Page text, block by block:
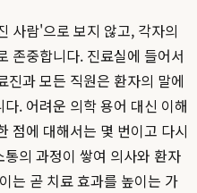
사람'으로 보지 않고, 각자의
존중합니다. 진료실에 들어서
진과 모든 직원은 환자의 말에
. 어려운 의학 용어 대신 이해
점에 대해서는 몇 번이고 다시
의 과정이 쌓여 의사와 환자
는 곧 치료 효과를 높이는 가